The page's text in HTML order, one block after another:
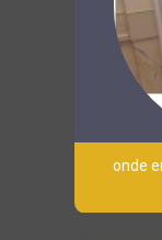
onde